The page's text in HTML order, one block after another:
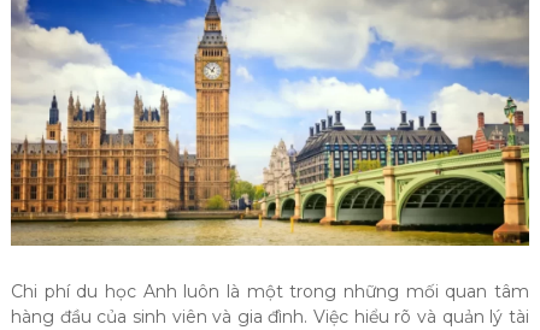
Chi phí du học Anh luôn là một trong những mối quan tâm
hàng đầu của sinh viên và gia đình. Việc hiểu rõ và quản lý tài